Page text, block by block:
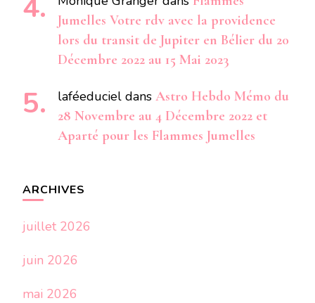
Jumelles Votre rdv avec la providence
lors du transit de Jupiter en Bélier du 20
Décembre 2022 au 15 Mai 2023
laféeduciel dans Astro Hebdo Mémo du
28 Novembre au 4 Décembre 2022 et
Aparté pour les Flammes Jumelles
ARCHIVES
juillet 2026
juin 2026
mai 2026